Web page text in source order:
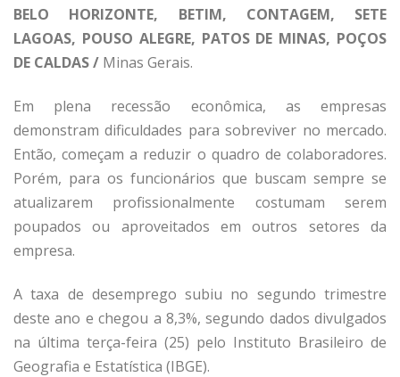
BELO HORIZONTE, BETIM, CONTAGEM, SETE
LAGOAS, POUSO ALEGRE, PATOS DE MINAS, POÇOS
DE CALDAS / Minas Gerais.
Em plena recessão econômica, as empresas
demonstram dificuldades para sobreviver no mercado.
Então, começam a reduzir o quadro de colaboradores.
Porém, para os funcionários que buscam sempre se
atualizarem profissionalmente costumam serem
poupados ou aproveitados em outros setores da
empresa.
A taxa de desemprego subiu no segundo trimestre
deste ano e chegou a 8,3%, segundo dados divulgados
na última terça-feira (25) pelo Instituto Brasileiro de
Geografia e Estatística (IBGE).